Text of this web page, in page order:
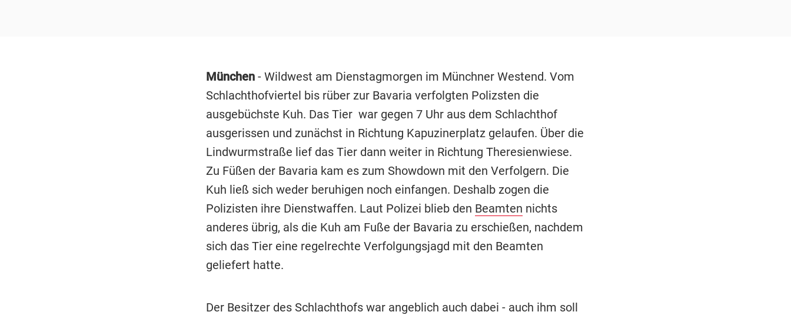
München- Wildwest am Dienstagmorgen im Münchner Westend. Vom
Schlachthofviertel bis rüber zur Bavaria verfolgten Polizsten die
ausgebüchste Kuh. Das Tier war gegen 7 Uhr aus dem Schlachthof
ausgerissen und zunächst in Richtung Kapuzinerplatz gelaufen. Über die
Lindwurmstraße lief das Tier dann weiter in Richtung Theresienwiese.
Zu Füßen der Bavaria kam es zum Showdown mit den Verfolgern. Die
Kuh ließ sich weder beruhigen noch einfangen. Deshalb zogen die
Polizisten ihre Dienstwaffen. Laut Polizei blieb den Beamten nichts
anderes übrig, als die Kuh am Fuße der Bavaria zu erschießen, nachdem
sich das Tier eine regelrechte Verfolgungsjagd mit den Beamten
geliefert hatte.
Der Besitzer des Schlachthofs war angeblich auch dabei - auch ihm soll